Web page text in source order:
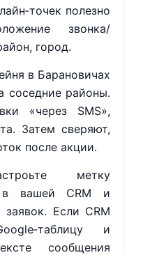
полезно
звонка/
город.
в Барановичах
соседние районы.
«через SMS»,
Затем сверяют,
после акции.
метку
в вашей CRM и
Если CRM
и
сообщения